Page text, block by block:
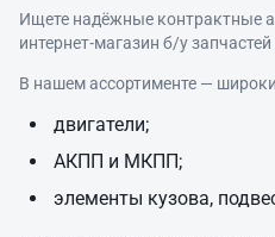
Ищете надёжные контрактные
интернет‑магазин б/у
В нашем ассортименте —
двигатели;
АКПП и МКПП;
элементы кузова,